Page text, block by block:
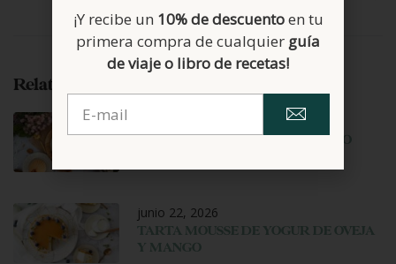
Related Posts
HELADO DE CARAMELO SALADO
junio 22, 2026
TARTA MOUSSE DE YOGUR DE OVEJA
Y MANGO
¡Y recibe un 10% de descuentoen tu
primera compra de cualquier guía
de viaje o libro de recetas!